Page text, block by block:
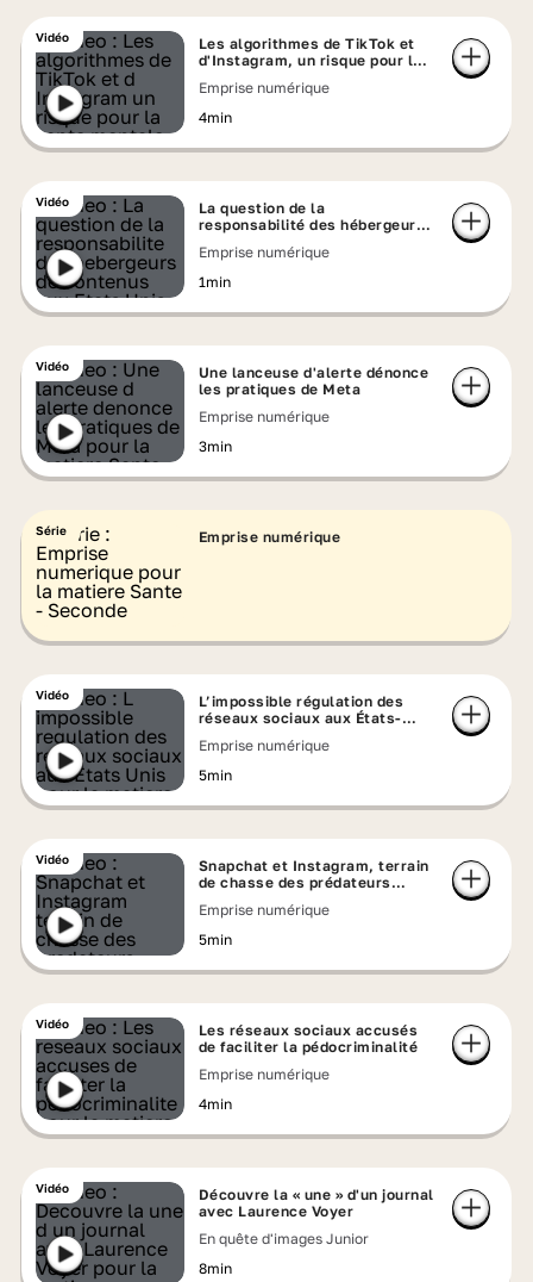
Vidéo
Les algorithmes de TikTok et
d'Instagram, un risque pour la
Emprise numérique
4min
Vidéo
La question de la
responsabilité des hébergeurs
Emprise numérique
1min
Vidéo
Une lanceuse d'alerte dénonce
les pratiques de Meta
Emprise numérique
3min
Série Emprise numérique
Vidéo
L’impossible régulation des
réseaux sociaux aux États-
Emprise numérique
5min
Vidéo
Snapchat et Instagram, terrain
de chasse des prédateurs
Emprise numérique
5min
Vidéo
Les réseaux sociaux accusés
de faciliter la pédocriminalité
Emprise numérique
4min
Vidéo
Découvre la « une » d'un journal
avec Laurence Voyer
En quête d'images Junior
8min